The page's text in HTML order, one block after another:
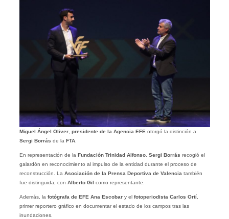
Miguel Ángel Oliver, presidente de la Agencia EFE otorgó la distinción a
Sergi Borrás de la FTA.
En representación de la Fundación Trinidad Alfonso, Sergi Borrás recogió el
galardón en reconocimiento al impulso de la entidad durante el proceso de
reconstrucción. La Asociación de la Prensa Deportiva de Valencia también
fue distinguida, con Alberto Gil como representante.
Además, la fotógrafa de EFE Ana Escobary el fotoperiodista Carlos Ortí,
primer reportero gráfico en documentar el estado de los campos tras las
inundaciones.